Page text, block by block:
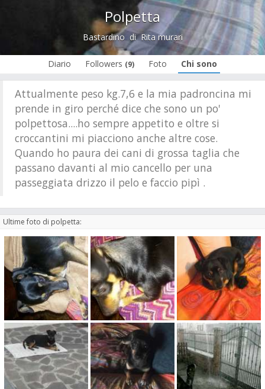
Polpetta
Bastardino diRita murari
Diario Followers (9) Foto Chi sono
Attualmente peso kg.7,6 e la mia padroncina mi
prende in giro perché dice che sono un po'
polpettosa....ho sempre appetito e oltre si
croccantini mi piacciono anche altre cose.
Quando ho paura dei cani di grossa taglia che
passano davanti al mio cancello per una
passeggiata drizzo il pelo e faccio pipì .
Ultime foto di polpetta: